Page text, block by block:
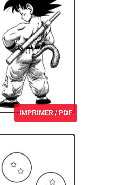
IMPRIMER / PDF